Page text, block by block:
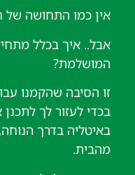
אין כמו התחושה
אבל.. איך בכלל
המושלמת?
בכדי לעזור לך
באיטליה בדרך
מהבית.